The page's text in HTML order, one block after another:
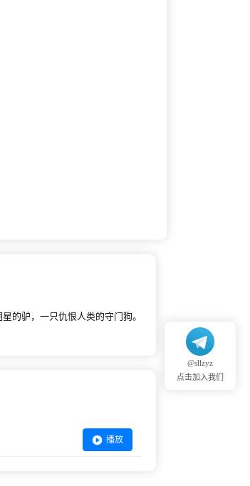
的驴，一只仇恨人类的守门狗。
播放
@sllzyz
点击加入我们